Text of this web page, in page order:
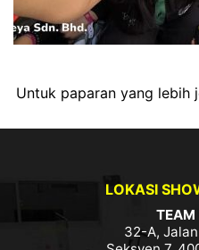
Untuk paparan yang lebih
LOKASI
TEAM
32-A,